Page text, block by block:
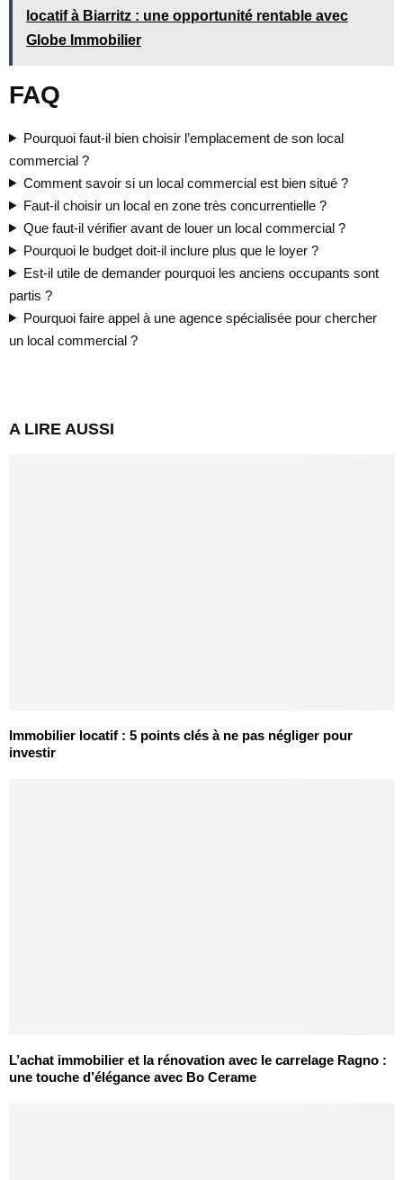
locatif à Biarritz : une opportunité rentable avec
Globe Immobilier
FAQ
Pourquoi faut-il bien choisir l’emplacement de son local
commercial ?
Comment savoir si un local commercial est bien situé ?
Faut-il choisir un local en zone très concurrentielle ?
Que faut-il vérifier avant de louer un local commercial ?
Pourquoi le budget doit-il inclure plus que le loyer ?
Est-il utile de demander pourquoi les anciens occupants sont
partis ?
Pourquoi faire appel à une agence spécialisée pour chercher
un local commercial ?
A LIRE AUSSI
Immobilier locatif : 5 points clés à ne pas négliger pour
investir
L’achat immobilier et la rénovation avec le carrelage Ragno :
une touche d’élégance avec Bo Cerame